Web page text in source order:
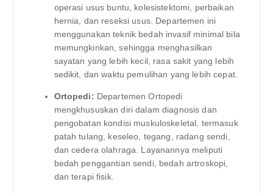
operasi usus buntu, kolesistektomi, perbaikan
hernia, dan reseksi usus. Departemen ini
menggunakan teknik bedah invasif minimal bila
memungkinkan, sehingga menghasilkan
sayatan yang lebih kecil, rasa sakit yang lebih
sedikit, dan waktu pemulihan yang lebih cepat.
Ortopedi: Departemen Ortopedi
mengkhususkan diri dalam diagnosis dan
pengobatan kondisi muskuloskeletal, termasuk
patah tulang, keseleo, tegang, radang sendi,
dan cedera olahraga. Layanannya meliputi
bedah penggantian sendi, bedah artroskopi,
dan terapi fisik.